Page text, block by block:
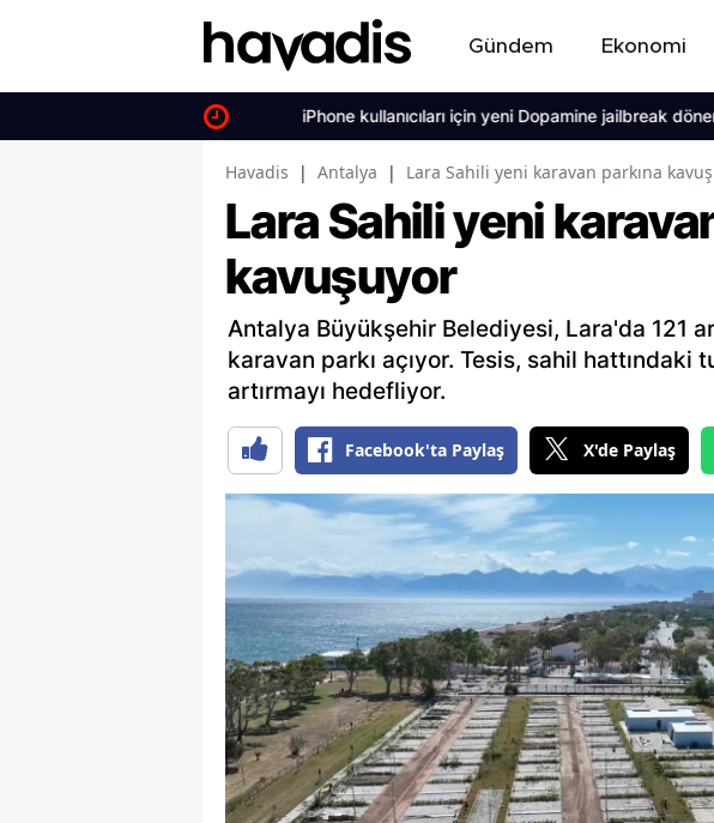
Gündem Ekonomi
iPhone kullanıcıları için yeni Dopamine jailbreak dönemi
Havadis | Antalya | Lara Sahili yeni karavan parkına
Lara Sahili yeni
kavuşuyor
Antalya Büyükşehir Belediyesi, Lara'da 121
karavan parkı açıyor. Tesis, sahil hattındaki
artırmayı hedefliyor.
Facebook'ta Paylaş X'de Paylaş